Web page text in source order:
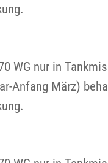
WG nur in
Anfang März)